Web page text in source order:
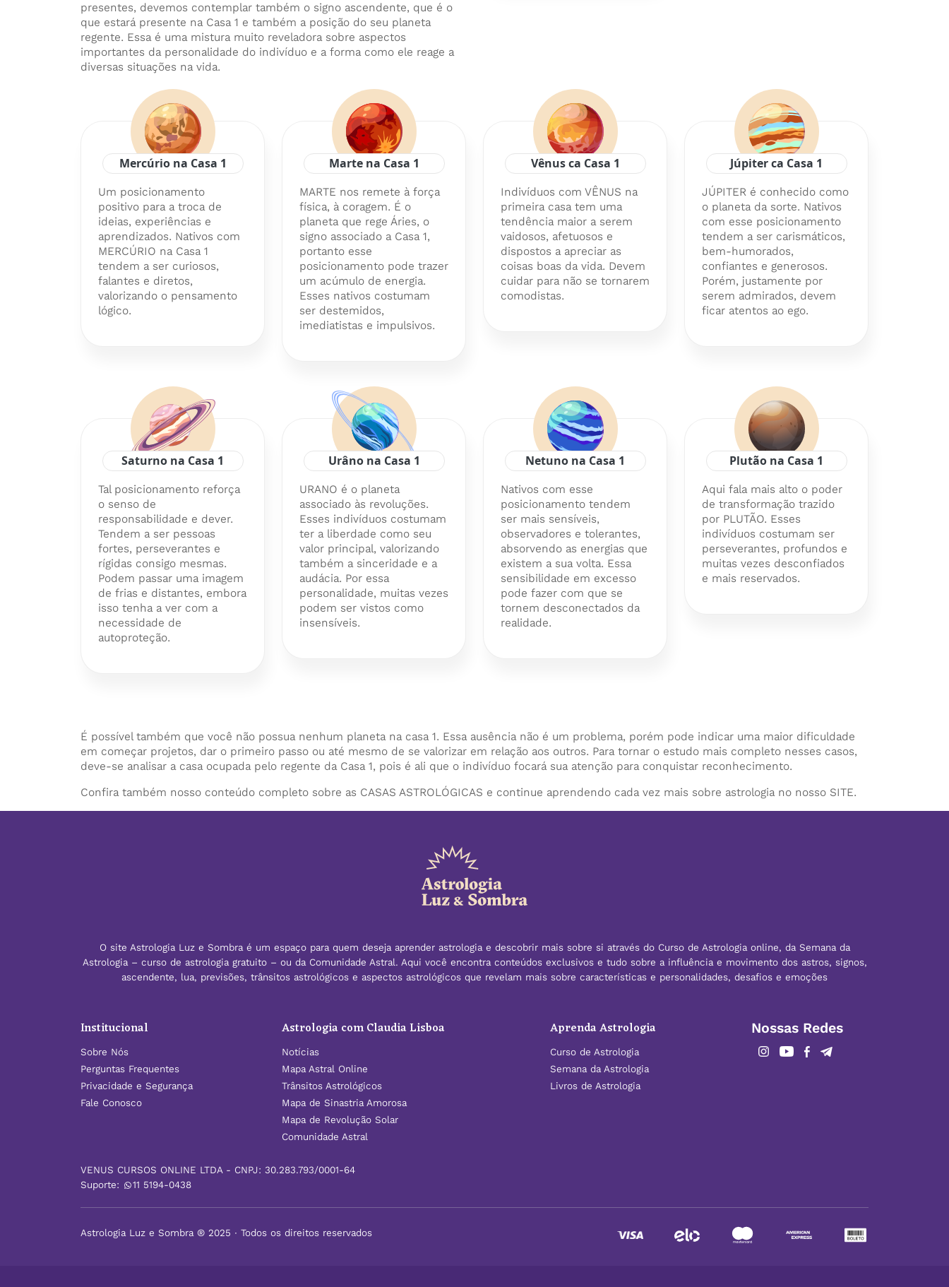
presentes, devemos contemplar também o signo ascendente, que é o
que estará presente na Casa 1 e também a posição do seu planeta
regente. Essa é uma mistura muito reveladora sobre aspectos
importantes da personalidade do indivíduo e a forma como ele reage a
diversas situações na vida.
Mercúrio na Casa 1
Um posicionamento
positivo para a troca de
ideias, experiências e
aprendizados. Nativos com
MERCÚRIO na Casa 1
tendem a ser curiosos,
falantes e diretos,
valorizando o pensamento
lógico.
Marte na Casa 1
MARTE nos remete à força
física, à coragem. É o
planeta que rege Áries, o
signo associado a Casa 1,
portanto esse
posicionamento pode trazer
um acúmulo de energia.
Esses nativos costumam
ser destemidos,
imediatistas e impulsivos.
Vênus ca Casa 1
Indivíduos com VÊNUS na
primeira casa tem uma
tendência maior a serem
vaidosos, afetuosos e
dispostos a apreciar as
coisas boas da vida. Devem
cuidar para não se tornarem
comodistas.
Júpiter ca Casa 1
JÚPITER é conhecido como
o planeta da sorte. Nativos
com esse posicionamento
tendem a ser carismáticos,
bem-humorados,
confiantes e generosos.
Porém, justamente por
serem admirados, devem
ficar atentos ao ego.
Saturno na Casa 1
Tal posicionamento reforça
o senso de
responsabilidade e dever.
Tendem a ser pessoas
fortes, perseverantes e
rígidas consigo mesmas.
Podem passar uma imagem
de frias e distantes, embora
isso tenha a ver com a
necessidade de
autoproteção.
Urâno na Casa 1
URANO é o planeta
associado às revoluções.
Esses indivíduos costumam
ter a liberdade como seu
valor principal, valorizando
também a sinceridade e a
audácia. Por essa
personalidade, muitas vezes
podem ser vistos como
insensíveis.
Netuno na Casa 1
Nativos com esse
posicionamento tendem
ser mais sensíveis,
observadores e tolerantes,
absorvendo as energias que
existem a sua volta. Essa
sensibilidade em excesso
pode fazer com que se
tornem desconectados da
realidade.
Plutão na Casa 1
Aqui fala mais alto o poder
de transformação trazido
por PLUTÃO. Esses
indivíduos costumam ser
perseverantes, profundos e
muitas vezes desconfiados
e mais reservados.
É possível também que você não possua nenhum planeta na casa 1. Essa ausência não é um problema, porém pode indicar uma maior dificuldade
em começar projetos, dar o primeiro passo ou até mesmo de se valorizar em relação aos outros. Para tornar o estudo mais completo nesses casos,
deve-se analisar a casa ocupada pelo regente da Casa 1, pois é ali que o indivíduo focará sua atenção para conquistar reconhecimento.
Confira também nosso conteúdo completo sobre as CASAS ASTROLÓGICAS e continue aprendendo cada vez mais sobre astrologia no nosso SITE.
O site Astrologia Luz e Sombra é um espaço para quem deseja aprender astrologia e descobrir mais sobre si através do Curso de Astrologia online, da Semana da
Astrologia – curso de astrologia gratuito – ou da Comunidade Astral. Aqui você encontra conteúdos exclusivos e tudo sobre a influência e movimento dos astros, signos,
ascendente, lua, previsões, trânsitos astrológicos e aspectos astrológicos que revelam mais sobre características e personalidades, desafios e emoções
Institucional
Sobre Nós
Perguntas Frequentes
Privacidade e Segurança
Fale Conosco
Astrologia com Claudia Lisboa
Notícias
Mapa Astral Online
Trânsitos Astrológicos
Mapa de Sinastria Amorosa
Mapa de Revolução Solar
Comunidade Astral
Aprenda Astrologia
Curso de Astrologia
Semana da Astrologia
Livros de Astrologia
Nossas Redes
VENUS CURSOS ONLINE LTDA - CNPJ: 30.283.793/0001-64
Suporte:
11 5194-0438
Astrologia Luz e Sombra ® 2025 ∙ Todos os direitos reservados